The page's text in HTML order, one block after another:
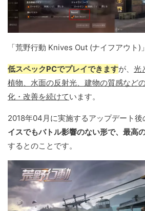
「荒野行動 Knives Out (ナイフアウト)
低スペックPCでプレイできますが、 光
植物、水面の反射光、建物の質感など
化・改善を続けています。
2018年04月に実施するアップデート後
イスでもバトル影響のない形で、最高
するとのことです。